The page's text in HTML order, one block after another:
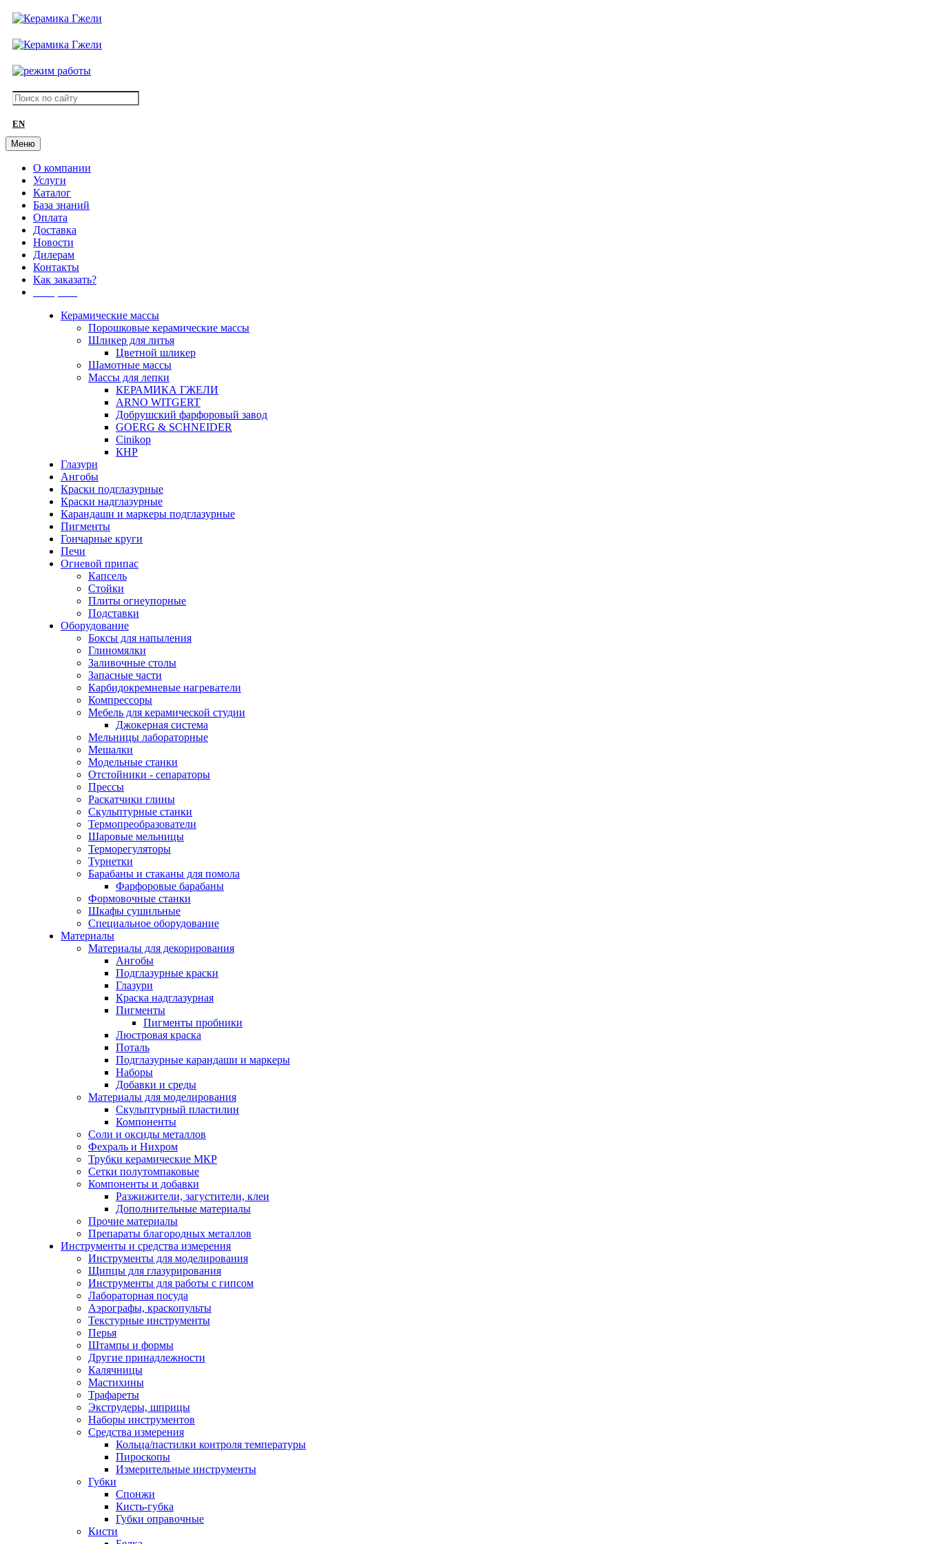
EN
Меню
О компании
Услуги
Каталог
База знаний
Оплата
Доставка
Новости
Дилерам
Контакты
Как заказать?
Керамические массы
Порошковые керамические массы
Шликер для литья
Цветной шликер
Шамотные массы
Массы для лепки
КЕРАМИКА ГЖЕЛИ
ARNO WITGERT
Добрушский фарфоровый завод
GOERG & SCHNEIDER
Cinikop
КНР
Глазури
Ангобы
Краски подглазурные
Краски надглазурные
Карандаши и маркеры подглазурные
Пигменты
Гончарные круги
Печи
Огневой припас
Капсель
Стойки
Плиты огнеупорные
Подставки
Оборудование
Боксы для напыления
Глиномялки
Заливочные столы
Запасные части
Карбидокремневые нагреватели
Компрессоры
Мебель для керамической студии
Джокерная система
Мельницы лабораторные
Мешалки
Модельные станки
Отстойники - сепараторы
Прессы
Раскатчики глины
Скульптурные станки
Термопреобразователи
Шаровые мельницы
Терморегуляторы
Турнетки
Барабаны и стаканы для помола
Фарфоровые барабаны
Формовочные станки
Шкафы сушильные
Специальное оборудование
Материалы
Материалы для декорирования
Ангобы
Подглазурные краски
Глазури
Краска надглазурная
Пигменты
Пигменты пробники
Люстровая краска
Поталь
Подглазурные карандаши и маркеры
Наборы
Добавки и среды
Материалы для моделирования
Скульптурный пластилин
Компоненты
Соли и оксиды металлов
Фехраль и Нихром
Трубки керамические МКР
Сетки полутомпаковые
Компоненты и добавки
Разжижители, загустители, клеи
Дополнительные материалы
Прочие материалы
Препараты благородных металлов
Инструменты и средства измерения
Инструменты для моделирования
Щипцы для глазурирования
Инструменты для работы с гипсом
Лабораторная посуда
Аэрографы, краскопульты
Текстурные инструменты
Перья
Штампы и формы
Другие принадлежности
Калячницы
Мастихины
Трафареты
Экструдеры, шприцы
Наборы инструментов
Средства измерения
Кольца/пастилки контроля температуры
Пироскопы
Измерительные инструменты
Губки
Спонжи
Кисть-губка
Губки оправочные
Кисти